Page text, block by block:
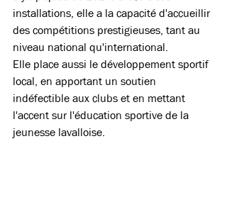
installations, elle a la capacité d'accueillir
des compétitions prestigieuses, tant au
niveau national qu'international.
Elle place aussi le développement sportif
local, en apportant un soutien
indéfectible aux clubs et en mettant
l'accent sur l'éducation sportive de la
jeunesse lavalloise.